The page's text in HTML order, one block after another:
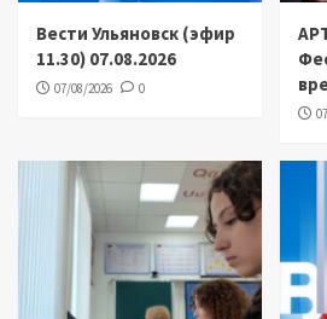
Вести Ульяновск (эфир
11.30) 07.08.2026
07/08/2026 0